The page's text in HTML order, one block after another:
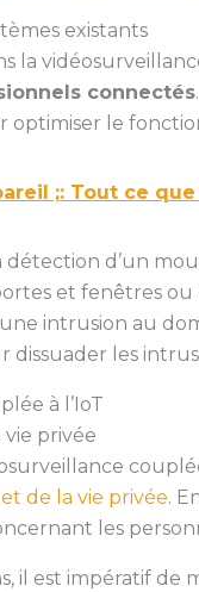
existants
la
connectés
le
;: Tout ce
d’un
et fenêtres ou
intrusion au
les
à l’IoT
privée
de la vie privée.
les
il est impératif de